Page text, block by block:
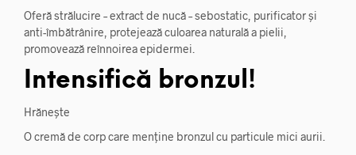
Oferă strălucire – extract de nucă – sebostatic, purificator și
anti-îmbătrânire, protejează culoarea naturală a pielii,
promovează reînnoirea epidermei.
Intensifică bronzul!
Hrănește
O cremă de corp care menține bronzul cu particule mici aurii.